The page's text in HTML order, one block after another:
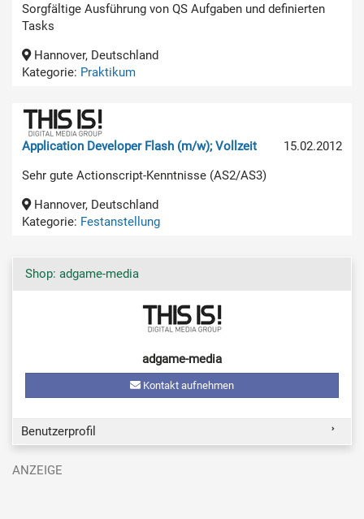
Sorgfältige Ausführung von QS Aufgaben und definierten
Tasks
Hannover, Deutschland
Kategorie: Praktikum
15.02.2012
Application Developer Flash (m/w); Vollzeit
Sehr gute Actionscript-Kenntnisse (AS2/AS3)
Hannover, Deutschland
Kategorie: Festanstellung
Shop: adgame-media
adgame-media
Kontakt aufnehmen
Benutzerprofil